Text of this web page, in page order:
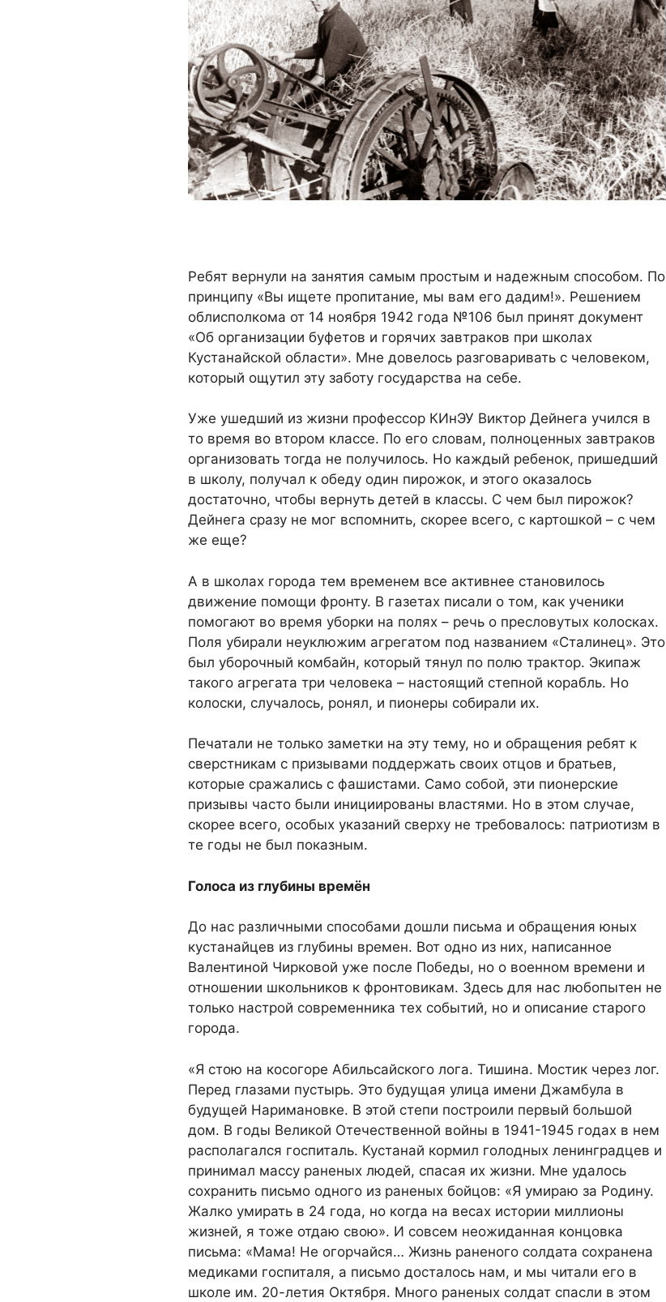
Ребят вернули на занятия самым простым и надежным способом. По
принципу «Вы ищете пропитание, мы вам его дадим!». Решением
облисполкома от 14 ноября 1942 года №106 был принят документ
«Об организации буфетов и горячих завтраков при школах
Кустанайской области». Мне довелось разговаривать с человеком,
который ощутил эту заботу государства на себе.
Уже ушедший из жизни профессор КИнЭУ Виктор Дейнега учился в
то время во втором классе. По его словам, полноценных завтраков
организовать тогда не получилось. Но каждый ребенок, пришедший
в школу, получал к обеду один пирожок, и этого оказалось
достаточно, чтобы вернуть детей в классы. С чем был пирожок?
Дейнега сразу не мог вспомнить, скорее всего, с картошкой – с чем
же еще?
А в школах города тем временем все активнее становилось
движение помощи фронту. В газетах писали о том, как ученики
помогают во время уборки на полях – речь о пресловутых колосках.
Поля убирали неуклюжим агрегатом под названием «Сталинец». Это
был уборочный комбайн, который тянул по полю трактор. Экипаж
такого агрегата три человека – настоящий степной корабль. Но
колоски, случалось, ронял, и пионеры собирали их.
Печатали не только заметки на эту тему, но и обращения ребят к
сверстникам с призывами поддержать своих отцов и братьев,
которые сражались с фашистами. Само собой, эти пионерские
призывы часто были инициированы властями. Но в этом случае,
скорее всего, особых указаний сверху не требовалось: патриотизм в
те годы не был показным.
Голоса из глубины времён
До нас различными способами дошли письма и обращения юных
кустанайцев из глубины времен. Вот одно из них, написанное
Валентиной Чирковой уже после Победы, но о военном времени и
отношении школьников к фронтовикам. Здесь для нас любопытен не
только настрой современника тех событий, но и описание старого
города.
«Я стою на косогоре Абильсайского лога. Тишина. Мостик через лог.
Перед глазами пустырь. Это будущая улица имени Джамбула в
будущей Наримановке. В этой степи построили первый большой
дом. В годы Великой Отечественной войны в 1941-1945 годах в нем
располагался госпиталь. Кустанай кормил голодных ленинградцев и
принимал массу раненых людей, спасая их жизни. Мне удалось
сохранить письмо одного из раненых бойцов: «Я умираю за Родину.
Жалко умирать в 24 года, но когда на весах истории миллионы
жизней, я тоже отдаю свою». И совсем неожиданная концовка
письма: «Мама! Не огорчайся… Жизнь раненого солдата сохранена
медиками госпиталя, а письмо досталось нам, и мы читали его в
школе им. 20-летия Октября. Много раненых солдат спасли в этом